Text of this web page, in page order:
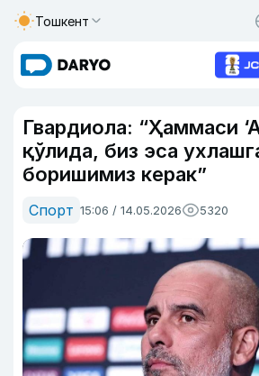
Тошкент
Гвардиола: “Ҳаммаси
қўлида, биз эса
боришимиз керак”
Спорт 15:06 / 14.05.2026 5320